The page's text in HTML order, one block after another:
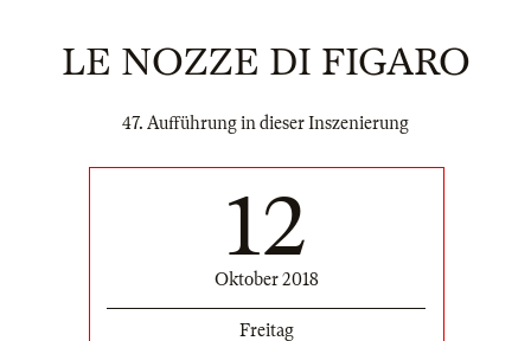
LE NOZZE DI FIGARO
47. Aufführung in dieser Inszenierung
12
Oktober 2018
Freitag